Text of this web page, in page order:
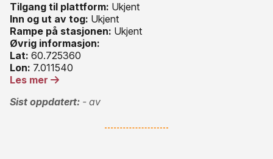
Tilgang til plattform: Ukjent
Inn og ut av tog: Ukjent
Rampe på stasjonen: Ukjent
Øvrig informasjon:
Lat: 60.725360
Lon: 7.011540
Les mer
Sist oppdatert: - av